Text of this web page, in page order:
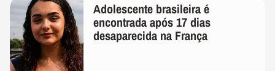
Adolescente brasileira é
encontrada após 17 dias
desaparecida na França